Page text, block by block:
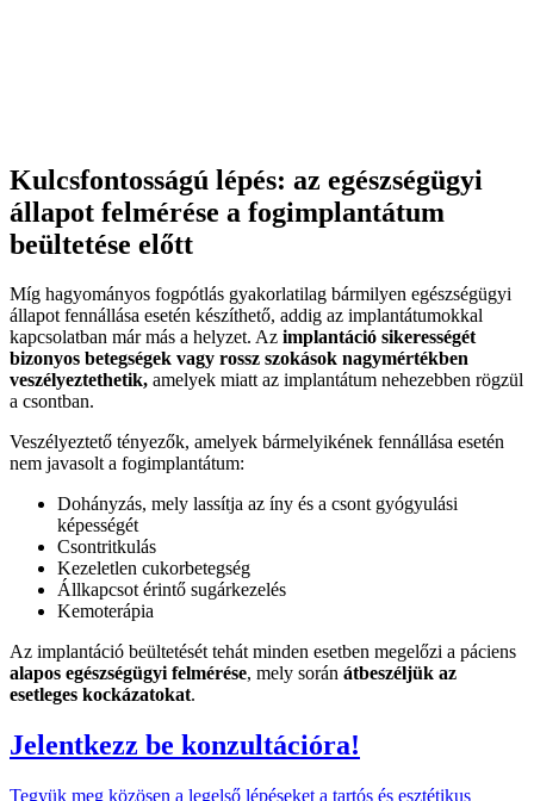
Kulcsfontosságú lépés: az egészségügyi
állapot felmérése a fogimplantátum
beültetése előtt
Míg hagyományos fogpótlás gyakorlatilag bármilyen egészségügyi
állapot fennállása esetén készíthető, addig az implantátumokkal
kapcsolatban már más a helyzet. Az implantáció sikerességét
bizonyos betegségek vagy rossz szokások nagymértékben
veszélyeztethetik, amelyek miatt az implantátum nehezebben rögzül
a csontban.
Veszélyeztető tényezők, amelyek bármelyikének fennállása esetén
nem javasolt a fogimplantátum:
Dohányzás, mely lassítja az íny és a csont gyógyulási
képességét
Csontritkulás
Kezeletlen cukorbetegség
Állkapcsot érintő sugárkezelés
Kemoterápia
Az implantáció beültetését tehát minden esetben megelőzi a páciens
alapos egészségügyi felmérése, mely során átbeszéljük az
esetleges kockázatokat.
Jelentkezz be konzultációra!
Tegyük meg közösen a legelső lépéseket a tartós és esztétikus